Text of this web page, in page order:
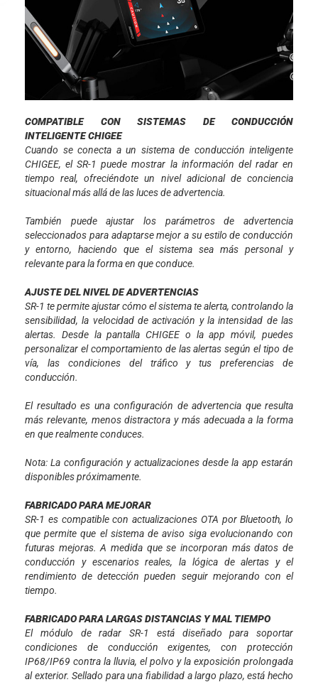
COMPATIBLE CON SISTEMAS DE CONDUCCIÓN
INTELIGENTE CHIGEE
Cuando se conecta a un sistema de conducción inteligente
CHIGEE, el SR-1 puede mostrar la información del radar en
tiempo real, ofreciéndote un nivel adicional de conciencia
situacional más allá de las luces de advertencia.
También puede ajustar los parámetros de advertencia
seleccionados para adaptarse mejor a su estilo de conducción
y entorno, haciendo que el sistema sea más personal y
relevante para la forma en que conduce.
AJUSTE DEL NIVEL DE ADVERTENCIAS
SR-1 te permite ajustar cómo el sistema te alerta, controlando la
sensibilidad, la velocidad de activación y la intensidad de las
alertas. Desde la pantalla CHIGEE o la app móvil, puedes
personalizar el comportamiento de las alertas según el tipo de
vía, las condiciones del tráfico y tus preferencias de
conducción.
El resultado es una configuración de advertencia que resulta
más relevante, menos distractora y más adecuada a la forma
en que realmente conduces.
Nota: La configuración y actualizaciones desde la app estarán
disponibles próximamente.
FABRICADO PARA MEJORAR
SR-1 es compatible con actualizaciones OTA por Bluetooth, lo
que permite que el sistema de aviso siga evolucionando con
futuras mejoras. A medida que se incorporan más datos de
conducción y escenarios reales, la lógica de alertas y el
rendimiento de detección pueden seguir mejorando con el
tiempo.
FABRICADO PARA LARGAS DISTANCIAS Y MAL TIEMPO
El módulo de radar SR-1 está diseñado para soportar
condiciones de conducción exigentes, con protección
IP68/IP69 contra la lluvia, el polvo y la exposición prolongada
al exterior. Sellado para una fiabilidad a largo plazo, está hecho